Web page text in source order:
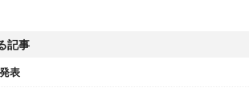
記事
表